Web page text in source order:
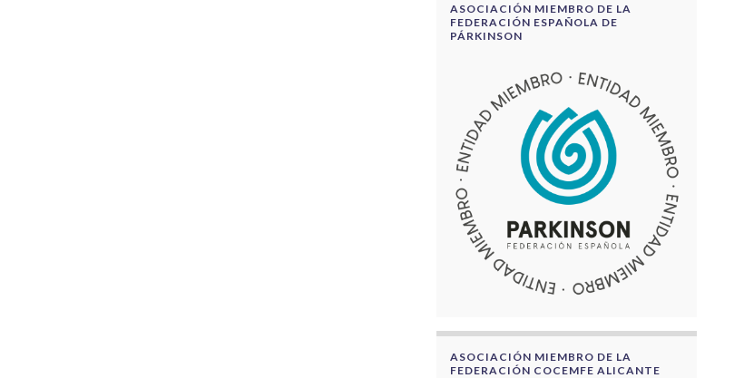
ASOCIACIÓN MIEMBRO DE LA
FEDERACIÓN ESPAÑOLA DE
PÁRKINSON
ASOCIACIÓN MIEMBRO DE LA
FEDERACIÓN COCEMFE ALICANTE